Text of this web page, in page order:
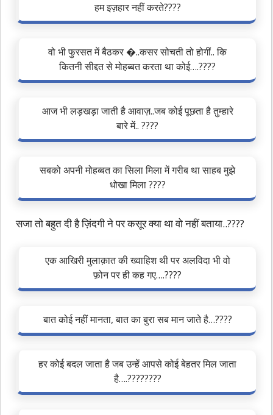
हम इज़हार नहीं करते????
वो भी फुरसत में बैठकर �..कसर सोचती तो होगीं.. कि
कितनी सीद्दत से मोहब्बत करता था कोई….????
आज भी लड़खड़ा जाती है आवाज़..जब कोई पूछता है तुम्हारे
बारे में.. ????
सबको अपनी मोहब्बत का सिला मिला में गरीब था साहब मुझे
धोखा मिला ????
सजा तो बहुत दी है ज़िंदगी ने पर कसूर क्या था वो नहीं बताया..????
एक आखिरी मुलाक़ात की ख्वाहिश थी पर अलविदा भी वो
फ़ोन पर ही कह गए….????
बात कोई नहीं मानता, बात का बुरा सब मान जाते है…????
हर कोई बदल जाता है जब उन्हें आपसे कोई बेहतर मिल जाता
है….????????